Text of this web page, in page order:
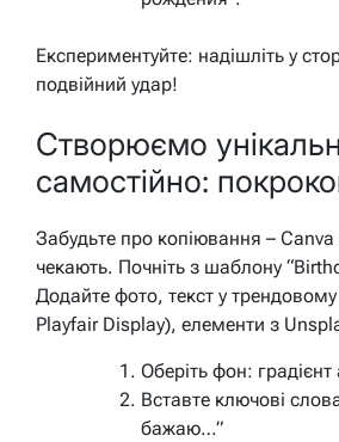
Експериментуйте: надішліть у
подвійний удар!
Створюємо
самостійно:
Забудьте про копіювання –
чекають. Почніть з шаблону
Додайте фото, текст у
Playfair Display), елементи з
Оберіть фон:
Вставте ключові
бажаю…”